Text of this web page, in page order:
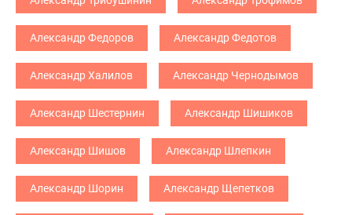
Александр Федоров Александр Федотов
Александр Халилов Александр Чернодымов
Александр Шестернин Александр Шишиков
Александр Шишов Александр Шлепкин
Александр Шорин Александр Щепетков